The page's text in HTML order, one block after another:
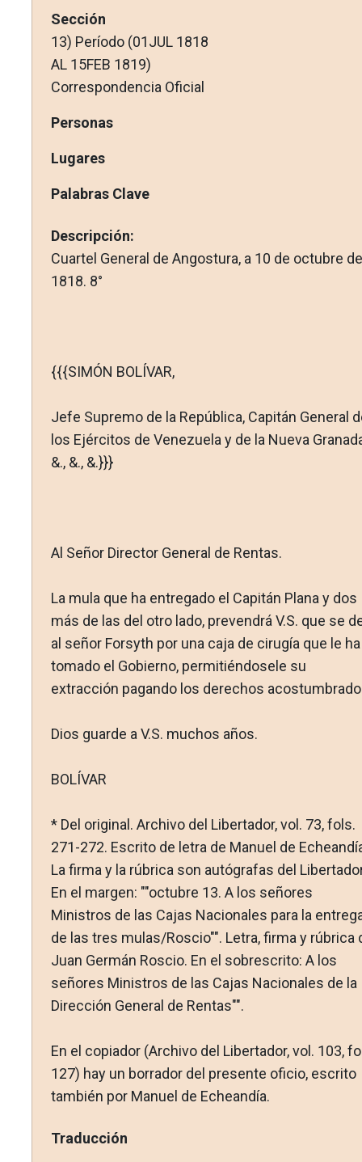
Sección
13) Período (01JUL 1818
AL 15FEB 1819)
Correspondencia Oficial
Personas
Lugares
Palabras Clave
Descripción:
Cuartel General de Angostura, a 10 de octubre de
1818. 8°
{{{SIMÓN BOLÍVAR,
Jefe Supremo de la República, Capitán General
los Ejércitos de Venezuela y de la Nueva
&., &., &.}}}
Al Señor Director General de Rentas.
La mula que ha entregado el Capitán Plana y dos
más de las del otro lado, prevendrá V.S. que se
al señor Forsyth por una caja de cirugía que le ha
tomado el Gobierno, permitién­dosele su
extracción pagando los derechos
Dios guarde a V.S. muchos años.
BOLÍVAR
* Del original. Archivo del Libertador, vol. 73, fols.
271-272. Escrito de letra de Manuel de
La firma y la rúbrica son autógrafas del
En el margen: ""octubre 13. A los seño­res
Ministros de las Cajas Nacionales para la
de las tres mulas/Roscio"". Letra, firma y rúbrica
Juan Germán Roscio. En el sobrescrito: A los
señores Ministros de las Cajas Nacionales de la
Dirección General de Rentas"".
En el copiador (Archivo del Libertador, vol. 103,
127) hay un borrador del presente oficio, escrito
también por Manuel de Echeandía.
Traducción